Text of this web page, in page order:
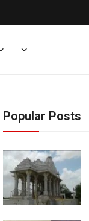
Popular Posts